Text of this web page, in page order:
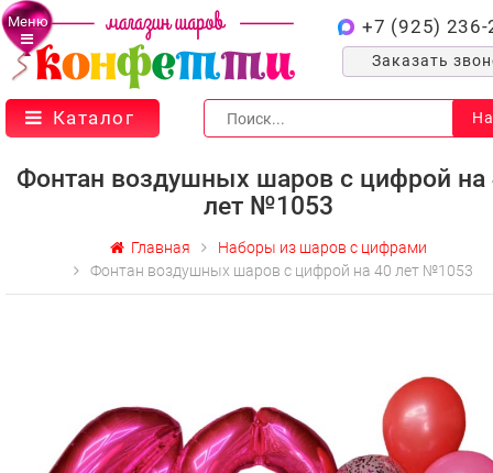
Меню +7 (925) 236-
Заказать
Каталог
Фонтан воздушных шаров с цифрой на
лет №1053
Главная
Наборы из шаров с цифрами
Фонтан воздушных шаров с цифрой на 40 лет №1053